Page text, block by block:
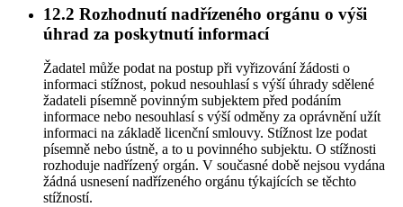
12.2 Rozhodnutí nadřízeného orgánu o výši
úhrad za poskytnutí informací
Žadatel může podat na postup při vyřizování žádosti o
informaci stížnost, pokud nesouhlasí s výší úhrady sdělené
žadateli písemně povinným subjektem před podáním
informace nebo nesouhlasí s výší odměny za oprávnění užít
informaci na základě licenční smlouvy. Stížnost lze podat
písemně nebo ústně, a to u povinného subjektu. O stížnosti
rozhoduje nadřízený orgán. V současné době nejsou vydána
žádná usnesení nadřízeného orgánu týkajících se těchto
stížností.